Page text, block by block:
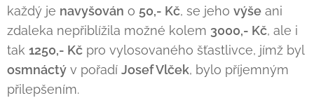
každý je navyšován o 50,- Kč, se jeho výše ani
zdaleka nepřiblížila možné kolem 3000,- Kč, ale i
tak 1250,- Kč pro vylosovaného šťastlivce, jímž byl
osmnáctý v pořadí Josef Vlček, bylo příjemným
přilepšením.